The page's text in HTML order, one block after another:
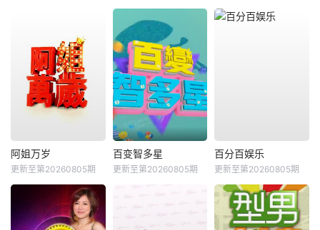
阿姐万岁
更新至第20260805期
百变智多星
更新至第20260805期
百分百娱乐
更新至第20260805期